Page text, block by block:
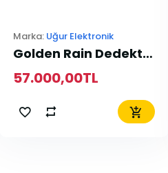
Marka: Uğur Elektronik
Golden Rain Dedektör Pro Paket
57.000,00TL